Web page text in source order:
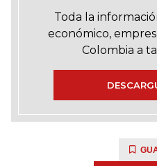
Toda la
económico,
Colombia a